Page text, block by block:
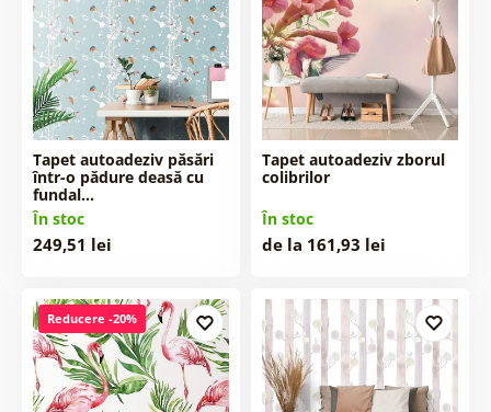
Tapet autoadeziv păsări
într-o pădure deasă cu
fundal…
În stoc
249,51 lei
Tapet autoadeziv zborul
colibrilor
În stoc
de la 161,93 lei
Reducere -20%